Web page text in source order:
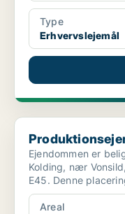
Type
Erhvervslejemål
Produktionsejendom i
Ejendommen er
Kolding, nær
E45. Denne
erhvervsm...
Areal